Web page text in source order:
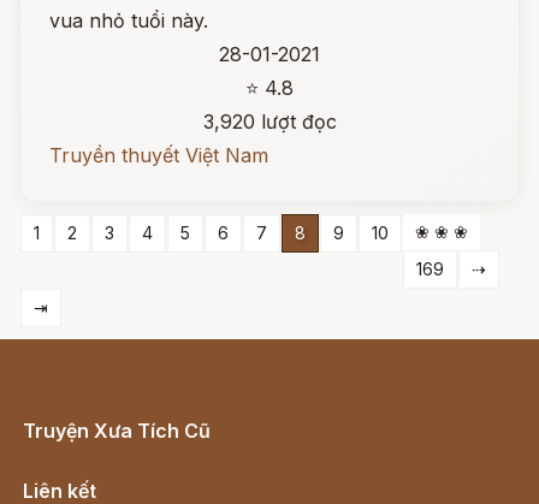
vua nhỏ tuổi này.
28-01-2021
⭐ 4.8
3,920 lượt đọc
Truyền thuyết Việt Nam
1 2 3 4 5 6 7 8 9 10
❀ ❀ ❀
169
⇢
⇥
Truyện Xưa Tích Cũ
Liên kết